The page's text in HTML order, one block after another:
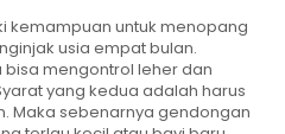
kemampuan untuk menopang
usia empat bulan.
mengontrol leher dan
yang kedua adalah harus
Maka sebenarnya gendongan